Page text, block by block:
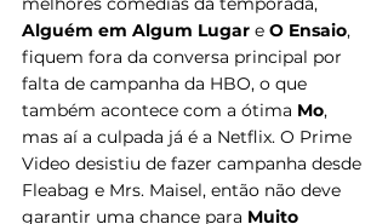
Alguém em Algum Lugar e O Ensaio,
fiquem fora da conversa principal por
falta de campanha da HBO, o que
também acontece com a ótima Mo,
mas aí a culpada já é a Netflix. O Prime
Video desistiu de fazer campanha desde
Fleabag e Mrs. Maisel, então não deve
garantir uma chance para Muito